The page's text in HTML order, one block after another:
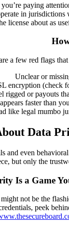
paying
in
license about as
a few red flags
Unclear or
encryption (check
rigged or payouts
faster than
like legal mumbo
Data
and even
but only the
Is a Game
not be the
peek